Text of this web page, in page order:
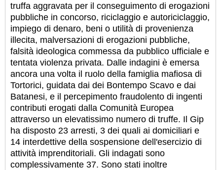
truffa aggravata per il conseguimento di erogazioni
pubbliche in concorso, riciclaggio e autoriciclaggio,
impiego di denaro, beni o utilità di provenienza
illecita, malversazioni di erogazioni pubbliche,
falsità ideologica commessa da pubblico ufficiale e
tentata violenza privata. Dalle indagini è emersa
ancora una volta il ruolo della famiglia mafiosa di
Tortorici, guidata dai dei Bontempo Scavo e dai
Batanesi, e il percepimento fraudolento di ingenti
contributi erogati dalla Comunità Europea
attraverso un elevatissimo numero di truffe. Il Gip
ha disposto 23 arresti, 3 dei quali ai domiciliari e
14 interdettive della sospensione dell'esercizio di
attività imprenditoriali. Gli indagati sono
complessivamente 37. Sono stati inoltre